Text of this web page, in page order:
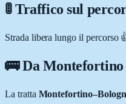
🚦 Traffico sul
Strada libera lungo il percorso
🚌 DaMontefortino
La tratta Montefortino–